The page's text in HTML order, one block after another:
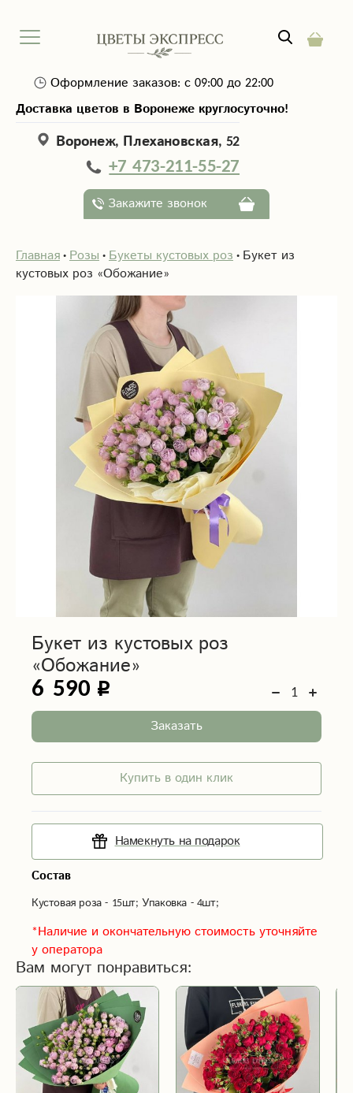
Оформление заказов: с 09:00 до 22:00
Доставка цветов в Воронеже круглосуточно!
Воронеж, Плехановская, 52
+7 473-211-55-27
Закажите звонок
Главная Розы Букеты кустовых роз Букет из
кустовых роз «Обожание»
Букет из кустовых роз
«Обожание»
6 590
Заказать
Купить в один клик
Намекнуть на подарок
Состав
Кустовая роза - 15шт; Упаковка - 4шт;
*Наличие и окончательную стоимость уточняйте
у оператора
Вам могут понравиться: